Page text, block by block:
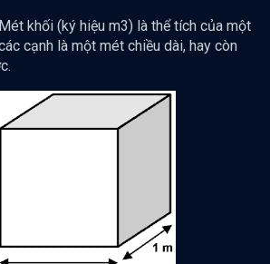
Mét khối (ký hiệu m3) là thể tích của một
cạnh là một mét chiều dài, hay còn